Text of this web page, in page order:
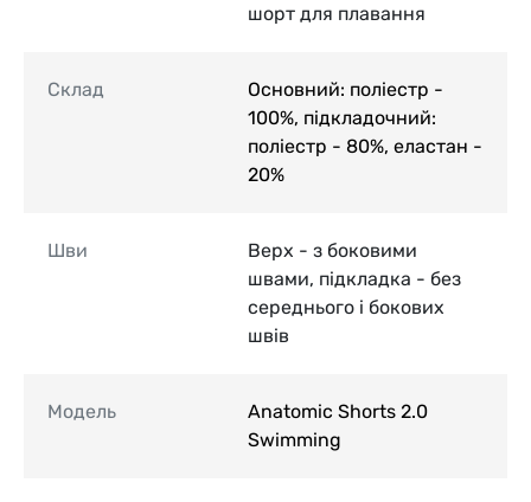
шорт для плавання
Склад
Основний: поліестр -
100%, підкладочний:
поліестр - 80%, еластан -
20%
Шви
Верх - з боковими
швами, підкладка - без
середнього і бокових
швів
Модель
Anatomic Shorts 2.0
Swimming